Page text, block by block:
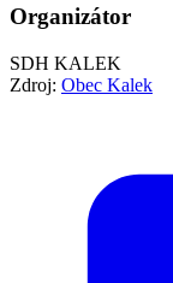
Organizátor
SDH KALEK
Zdroj: Obec Kalek